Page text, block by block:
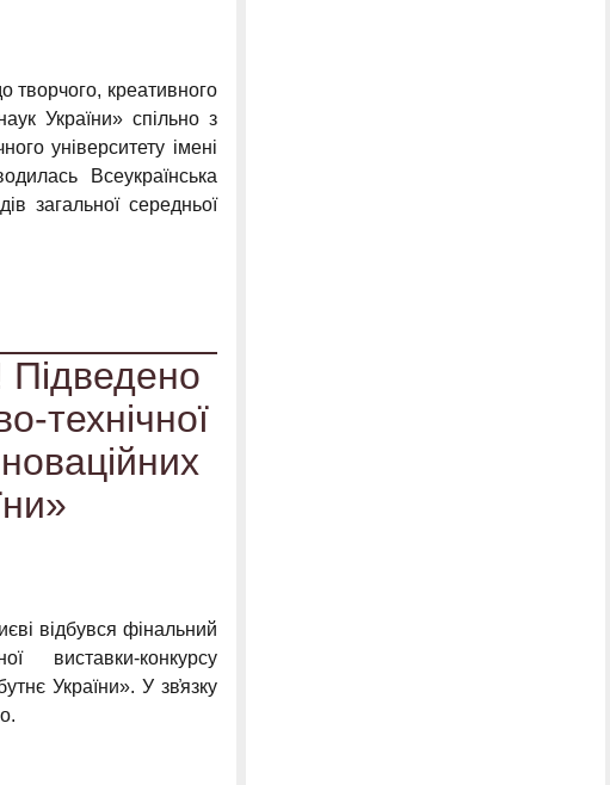
творчого, креативного
України» спільно з
університету імені
Всеукраїнська
загальної середньої
технічної
відбувся фінальний
виставки-конкурсу
України». У зв҆язку